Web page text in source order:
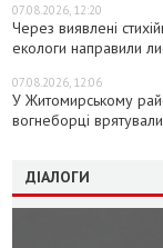
07.08.2026, 12:20
Через виявлені
екологи направили
07.08.2026, 12:06
У Житомирському
вогнеборці
ДІАЛОГИ